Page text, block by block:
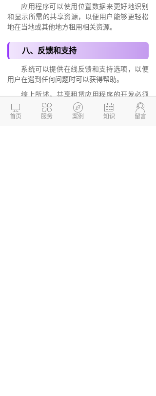
应用程序可以使用位置数据来更好地识别
和显示所需的共享资源，以便用户能够更轻松
地在当地或其他地方租用相关资源。
八、反馈和支持
系统可以提供在线反馈和支持选项，以便
用户在遇到任何问题时可以获得帮助。
综上所述，共享租赁应用程序的开发必须
有很多关键功能来满足用户要求。这些功能可
以保障充足的流量、安全、可靠，不仅为用户

首页

服务

案例

知识

留言